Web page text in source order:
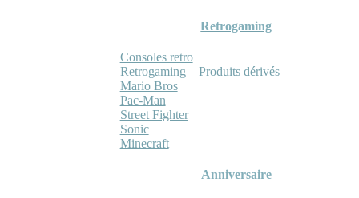
Retrogaming
Consoles retro
Retrogaming – Produits dérivés
Mario Bros
Pac-Man
Street Fighter
Sonic
Minecraft
Anniversaire